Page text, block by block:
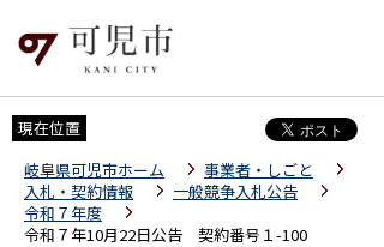
現在位置
岐阜県可児市ホーム
事業者・しごと
入札・契約情報
一般競争入札公告
令和７年度
令和７年10月22日公告 契約番号１-100